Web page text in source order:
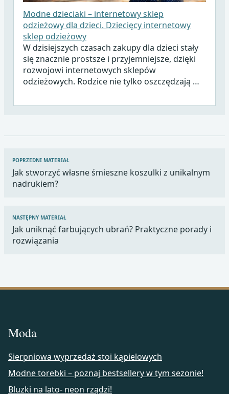
Modne dzieciaki – internetowy sklep
odzieżowy dla dzieci. Dziecięcy internetowy
sklep odzieżowy
W dzisiejszych czasach zakupy dla dzieci stały
się znacznie prostsze i przyjemniejsze, dzięki
rozwojowi internetowych sklepów
odzieżowych. Rodzice nie tylko oszczędzają …
Nawigacja
wpisu
POPRZEDNI MATERIAŁ
Jak stworzyć własne śmieszne koszulki z unikalnym
nadrukiem?
NASTĘPNY MATERIAŁ
Jak uniknąć farbujących ubrań? Praktyczne porady i
rozwiązania
Moda
Sierpniowa wyprzedaż stoi kąpielowych
Modne torebki – poznaj bestsellery w tym sezonie!
Bluzki na lato- neon rządzi!